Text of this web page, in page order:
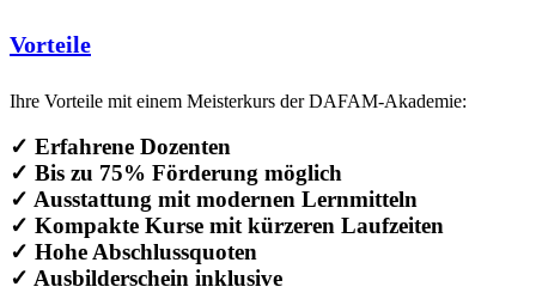
Vorteile
Ihre Vorteile mit einem Meisterkurs der DAFAM-Akademie:
✓ Erfahrene Dozenten
✓ Bis zu 75% Förderung möglich
✓ Ausstattung mit modernen Lernmitteln
✓ Kompakte Kurse mit kürzeren Laufzeiten
✓ Hohe Abschlussquoten
✓ Ausbilderschein inklusive